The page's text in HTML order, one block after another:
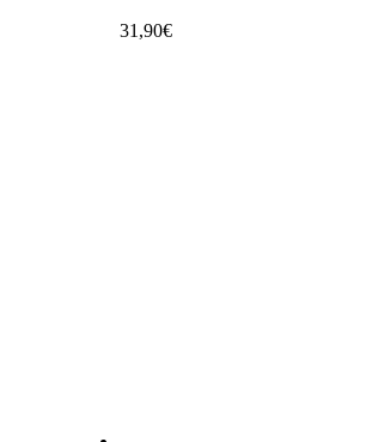
31,90€